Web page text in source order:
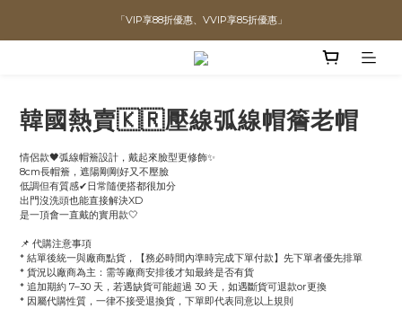
直播喊單享更優惠價格！！
全館滿$1300即可享「免運」♡♡
直播喊單享更優惠價格！！
韓國熱賣🇰🇷壓線弧線帽簷老帽
情侶款🖤弧線帽簷設計，戴起來臉型更修飾✨
8cm長帽簷，遮陽剛剛好又不壓臉
低調但有質感✔日常隨便搭都很加分
出門沒洗頭也能直接解決XD
是一頂會一直戴的實用款🤍
📌 代購注意事項
* 結單後統一與廠商點貨，【務必時間內準時完成下單付款】先下單者優先排單
* 貨況以廠商為主：需等廠商安排後才知最終是否有貨
* 追加期約 7–30 天，若遇缺貨可能超過 30 天，如遇斷貨可退款or更換
* 因屬代購性質，一律不接受退換貨，下單即代表同意以上規則